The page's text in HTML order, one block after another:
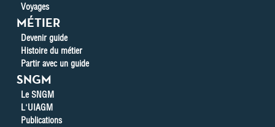
Voyages
MÉTIER
Devenir guide
Histoire du métier
Partir avec un guide
SNGM
Le SNGM
L'UIAGM
Publications